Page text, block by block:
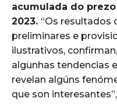
acumulada do
2023. “Os resultados
preliminares e
ilustrativos,
algunhas tendencias
revelan algúns
que son